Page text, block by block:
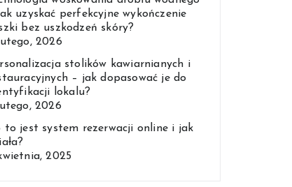
uzyskać perfekcyjne wykończenie
bez uszkodzeń skóry?
2026
stolików kawiarnianych i
– jak dopasować je do
lokalu?
2026
to jest system rezerwacji online i jak
2025